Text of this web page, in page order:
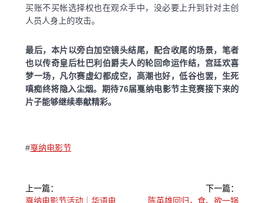
买账不买帐选择权也在观众手中，没必要上升到针对主创
人员人身上的攻击。
最后，本片以旁白加空镜头结尾，配合收尾的场景，笔者
也以传奇皇后杜巴利伯爵夫人的轮回命运作结，宫廷欢喜
梦一场，凡尔赛虚幻都成空，高潮也好，低谷也罢，生死
嗔痴终将隐入尘烟。期待76届戛纳电影节主竞赛接下来的
片子能够继续奉献精彩。
#戛纳电影节
上一篇：
上
戛纳电影节活动｜华语电
下一篇：
下
陈英雄回归，食、欲一锅